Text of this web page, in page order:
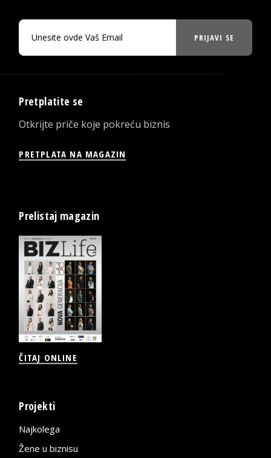
PRIJAVI SE
Pretplatite se
Otkrijte priče koje pokreću biznis
PRETPLATA NA MAGAZIN
Prelistaj magazin
ČITAJ ONLINE
Projekti
Najkolega
Žene u biznisu